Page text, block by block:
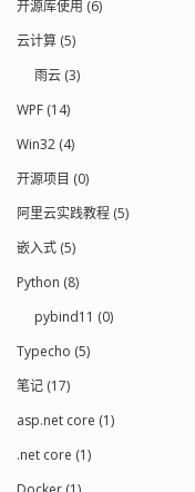
开源库使用 (6)
云计算 (5)
雨云 (3)
WPF (14)
Win32 (4)
开源项目 (0)
阿里云实践教程 (5)
嵌入式 (5)
Python (8)
pybind11 (0)
Typecho (5)
笔记 (17)
asp.net core (1)
.net core (1)